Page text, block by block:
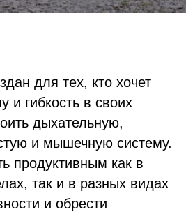
для тех, кто хочет
и гибкость в своих
дыхательную,
и мышечную систему.
продуктивным как в
так и в разных видах
и обрести